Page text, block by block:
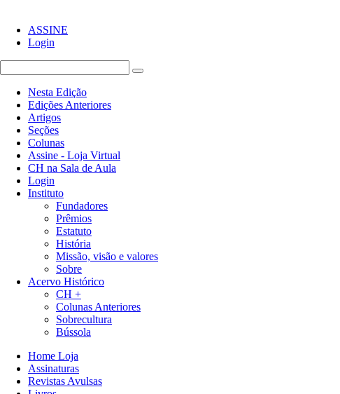
ASSINE
Login
Nesta Edição
Edições Anteriores
Artigos
Seções
Colunas
Assine - Loja Virtual
CH na Sala de Aula
Login
Instituto
Fundadores
Prêmios
Estatuto
História
Missão, visão e valores
Sobre
Acervo Histórico
CH +
Colunas Anteriores
Sobrecultura
Bússola
Home Loja
Assinaturas
Revistas Avulsas